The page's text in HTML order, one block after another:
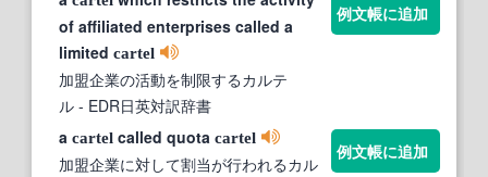
of affiliated enterprises called a
limited cartel
加盟企業の活動を制限するカルテ
ル - EDR日英対訳辞書
例文帳に追加
a cartel called quota cartel
加盟企業に対して割当が行われるカル
例文帳に追加